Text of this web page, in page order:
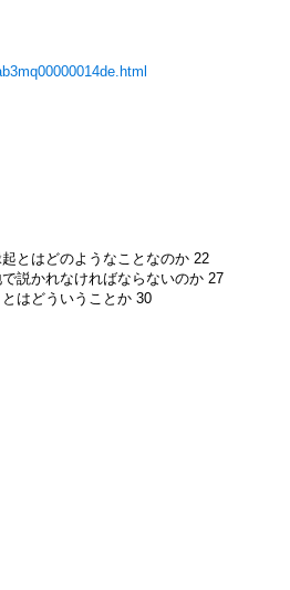
とはどのようなことなのか 22
説かれなければならないのか 27
はどういうことか 30